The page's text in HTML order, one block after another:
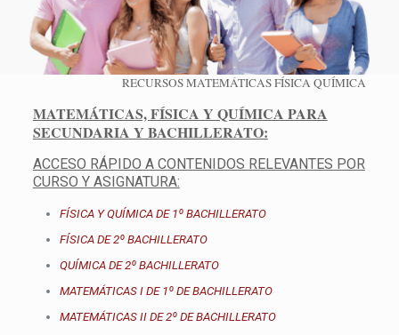
RECURSOS MATEMÁTICAS FÍSICA QUÍMICA
MATEMÁTICAS, FÍSICA Y QUÍMICA PARA
SECUNDARIA Y BACHILLERATO:
ACCESO RÁPIDO A CONTENIDOS RELEVANTES POR
CURSO Y ASIGNATURA:
FÍSICA Y QUÍMICA DE 1º BACHILLERATO
FÍSICA DE 2º BACHILLERATO
QUÍMICA DE 2º BACHILLERATO
MATEMÁTICAS I DE 1º DE BACHILLERATO
MATEMÁTICAS II DE 2º DE BACHILLERATO